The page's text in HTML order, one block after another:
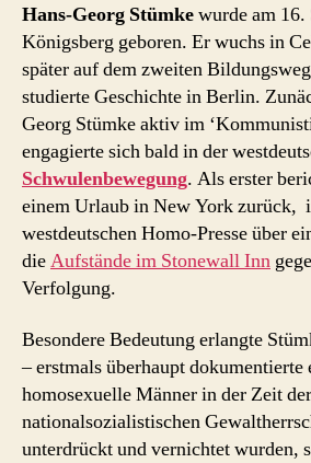
Hans-Georg Stümkewurde am
Königsberg geboren. Er wuchs in
später auf dem zweiten
studierte Geschichte in Berlin.
Georg Stümke aktiv im
engagierte sich bald in der
Schwulenbewegung. Als erster
einem Urlaub in New York zurück,
westdeutschen Homo-Presse über
dieAufstände im Stonewall Inn
Verfolgung.
Besondere Bedeutung erlangte
– erstmals überhaupt dokumentierte
homosexuelle Männer in der Zeit der
nationalsozialistischen
unterdrückt und vernichtet wurden,